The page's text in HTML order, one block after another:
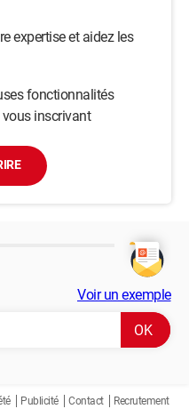
expertise et aidez les
fonctionnalités
inscrivant
Voir un exemple
Publicité Contact Recrutement